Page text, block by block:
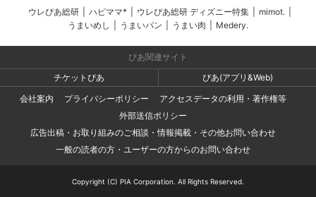
ウレぴあ総研 ハピママ* ウレぴあ総研 ディズニー特集 mimot.
うまいめし
うまいパン うまい肉 Medery.
ぴあ関連サイト
チケットぴあ
ぴあ(アプリ&Web)
会社案内
プライバシーポリシー
アクセスデータの利用・著作権等
外部送信ポリシー
広告出稿・お取り組みのご相談・情報掲載・その他お問い合わせ
一般の読者の方・ユーザーの方からのお問い合わせ
Copyright (C) PIA Corporation. All Rights Reserved.